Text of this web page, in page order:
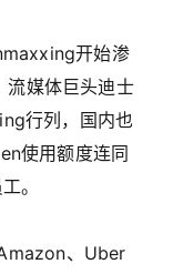
开始渗
流媒体巨头迪士
行列，国内也
使用额度连同
。
、Uber